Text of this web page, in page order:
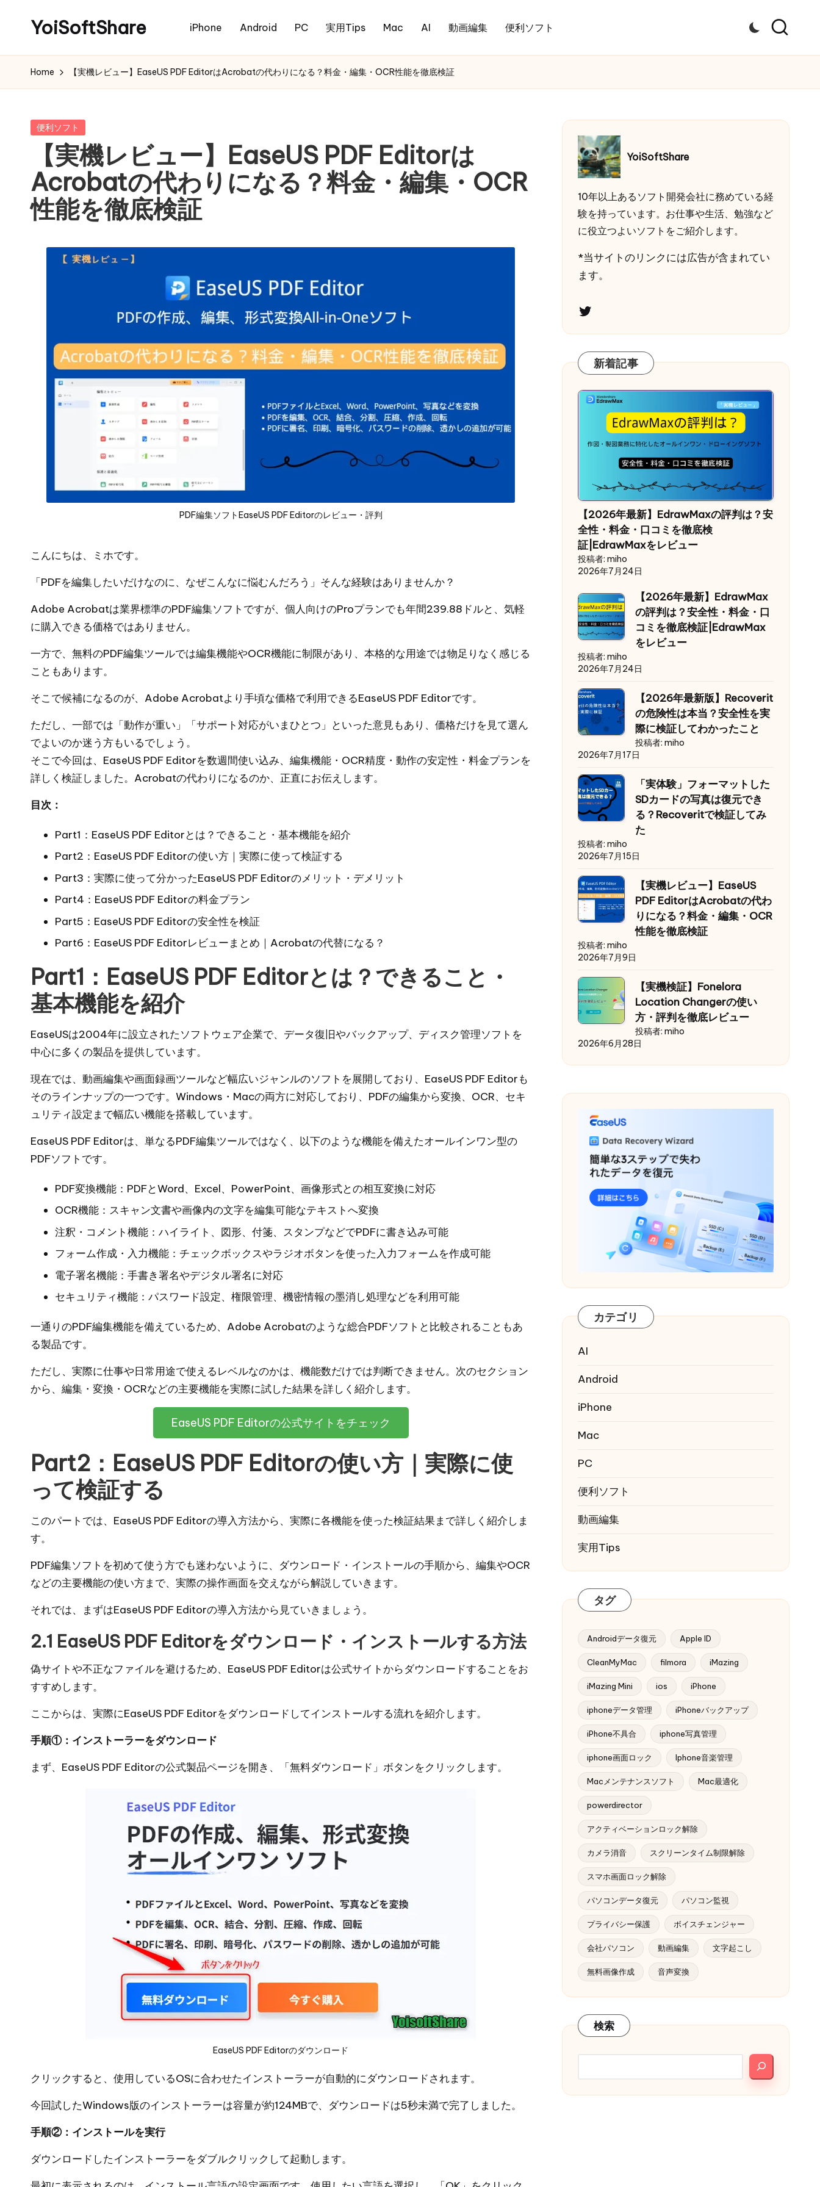
YoiSoftShare iPhone Android PC 実用Tips Mac AI 動画編集 便利ソフト
Home 【実機レビュー】EaseUS PDF EditorはAcrobatの代わりになる？料金・編集・OCR性能を徹底検証
Posted
便利ソフト
【実機レビュー】EaseUS PDF Editorは
Acrobatの代わりになる？料金・編集・OCR
性能を徹底検証
PDF編集ソフトEaseUS PDF Editorのレビュー・評判
こんにちは、ミホです。
「PDFを編集したいだけなのに、なぜこんなに悩むんだろう」そんな経験はありませんか？
Adobe Acrobatは業界標準のPDF編集ソフトですが、個人向けのProプランでも年間239.88ドルと、気軽
に購入できる価格ではありません。
一方で、無料のPDF編集ツールでは編集機能やOCR機能に制限があり、本格的な用途では物足りなく感じる
こともあります。
そこで候補になるのが、Adobe Acrobatより手頃な価格で利用できるEaseUS PDF Editorです。
ただし、一部では「動作が重い」「サポート対応がいまひとつ」といった意見もあり、価格だけを見て選ん
でよいのか迷う方もいるでしょう。
そこで今回は、EaseUS PDF Editorを数週間使い込み、編集機能・OCR精度・動作の安定性・料金プランを
詳しく検証しました。Acrobatの代わりになるのか、正直にお伝えします。
目次：
Part1：EaseUS PDF Editorとは？できること・基本機能を紹介
Part2：EaseUS PDF Editorの使い方｜実際に使って検証する
Part3：実際に使って分かったEaseUS PDF Editorのメリット・デメリット
Part4：EaseUS PDF Editorの料金プラン
Part5：EaseUS PDF Editorの安全性を検証
Part6：EaseUS PDF Editorレビューまとめ｜Acrobatの代替になる？
Part1：EaseUS PDF Editorとは？できること・
基本機能を紹介
EaseUSは2004年に設立されたソフトウェア企業で、 データ復旧やバックアップ、 ディスク管理ソフト を
中心に多くの製品を提供しています。
現在では、動画編集や画面録画ツールなど幅広いジャンルのソフトを展開しており、EaseUS PDF Editorも
そのラインナップの一つです。Windows・Macの両方に対応しており、PDFの編集から変換、OCR、セキ
ュリティ設定まで幅広い機能を搭載しています。
EaseUS PDF Editorは、単なるPDF編集ツールではなく、以下のような機能を備えたオールインワン型の
PDFソフトです。
PDF変換機能：PDFとWord、Excel、PowerPoint、画像形式との相互変換に対応
OCR機能：スキャン文書や画像内の文字を編集可能なテキストへ変換
注釈・コメント機能：ハイライト、図形、付箋、スタンプなどでPDFに書き込み可能
フォーム作成・入力機能：チェックボックスやラジオボタンを使った入力フォームを作成可能
電子署名機能：手書き署名やデジタル署名に対応
セキュリティ機能：パスワード設定、権限管理、機密情報の墨消し処理などを利用可能
一通りのPDF編集機能を備えているため、Adobe Acrobatのような総合PDFソフトと比較されることもあ
る製品です。
ただし、実際に仕事や日常用途で使えるレベルなのかは、機能数だけでは判断できません。次のセクション
から、編集・変換・OCRなどの主要機能を実際に試した結果を詳しく紹介します。
EaseUS PDF Editorの公式サイトをチェック
Part2：EaseUS PDF Editorの使い方｜実際に使
って検証する
このパートでは、EaseUS PDF Editorの導入方法から、実際に各機能を使った検証結果まで詳しく紹介しま
す。
PDF編集ソフトを初めて使う方でも迷わないように、ダウンロード・インストールの手順から、編集やOCR
などの主要機能の使い方まで、実際の操作画面を交えながら解説していきます。
それでは、まずはEaseUS PDF Editorの導入方法から見ていきましょう。
2.1 EaseUS PDF Editorをダウンロード・インストールする方法
偽サイトや不正なファイルを避けるため、EaseUS PDF Editorは公式サイトからダウンロードすることをお
すすめします。
ここからは、実際にEaseUS PDF Editorをダウンロードしてインストールする流れを紹介します。
手順①：インストーラーをダウンロード
まず、 EaseUS PDF Editorの公式製品ページを開き、「無料ダウンロード」ボタンをクリックします。
EaseUS PDF Editorのダウンロード
クリックすると、使用しているOSに合わせたインストーラーが自動的にダウンロードされます。
今回試したWindows版のインストーラーは容量が約124MBで、ダウンロードは5秒未満で完了しました。
手順②：インストールを実行
ダウンロードしたインストーラーをダブルクリックして起動します。
YoiSoftShare
10年以上あるソフト開発会社に務めている経
験を持っています。お仕事や生活、勉強など
に役立つよいソフトをご紹介します。
*当サイトのリンクには広告が含まれてい
ます。
Twitter
新着記事
【2026年最新】EdrawMaxの評判は？安
全性・料金・口コミを徹底検
証|EdrawMaxをレビュー
投稿者: miho
2026年7月24日
【2026年最新】EdrawMax
の評判は？安全性・料金・口
コミを徹底検証|EdrawMax
をレビュー
投稿者: miho
2026年7月24日
【2026年最新版】Recoverit
の危険性は本当？安全性を実
際に検証してわかったこと
投稿者: miho
2026年7月17日
「実体験」フォーマットした
SDカードの写真は復元でき
る？Recoveritで検証してみ
た
投稿者: miho
2026年7月15日
【実機レビュー】EaseUS
PDF EditorはAcrobatの代わ
りになる？料金・編集・OCR
性能を徹底検証
投稿者: miho
2026年7月9日
【実機検証】Fonelora
Location Changerの使い
方・評判を徹底レビュー
投稿者: miho
2026年6月28日
カテゴリ
AI
Android
iPhone
Mac
PC
便利ソフト
動画編集
実用Tips
タグ
Androidデータ復元 Apple ID
CleanMyMac filmora iMazing
iMazing Mini ios iPhone
iphoneデータ管理 iPhoneバックアップ
iPhone不具合 iphone写真管理
iphone画面ロック Iphone音楽管理
Macメンテナンスソフト Mac最適化
powerdirector
アクティベーションロック解除
カメラ消音 スクリーンタイム制限解除
スマホ画面ロック解除
パソコンデータ復元 パソコン監視
プライバシー保護 ボイスチェンジャー
会社パソコン 動画編集 文字起こし
無料画像作成 音声変換
検索